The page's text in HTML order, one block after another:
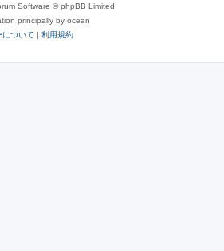
Software © phpBB Limited
principally by ocean
について | 利用規約